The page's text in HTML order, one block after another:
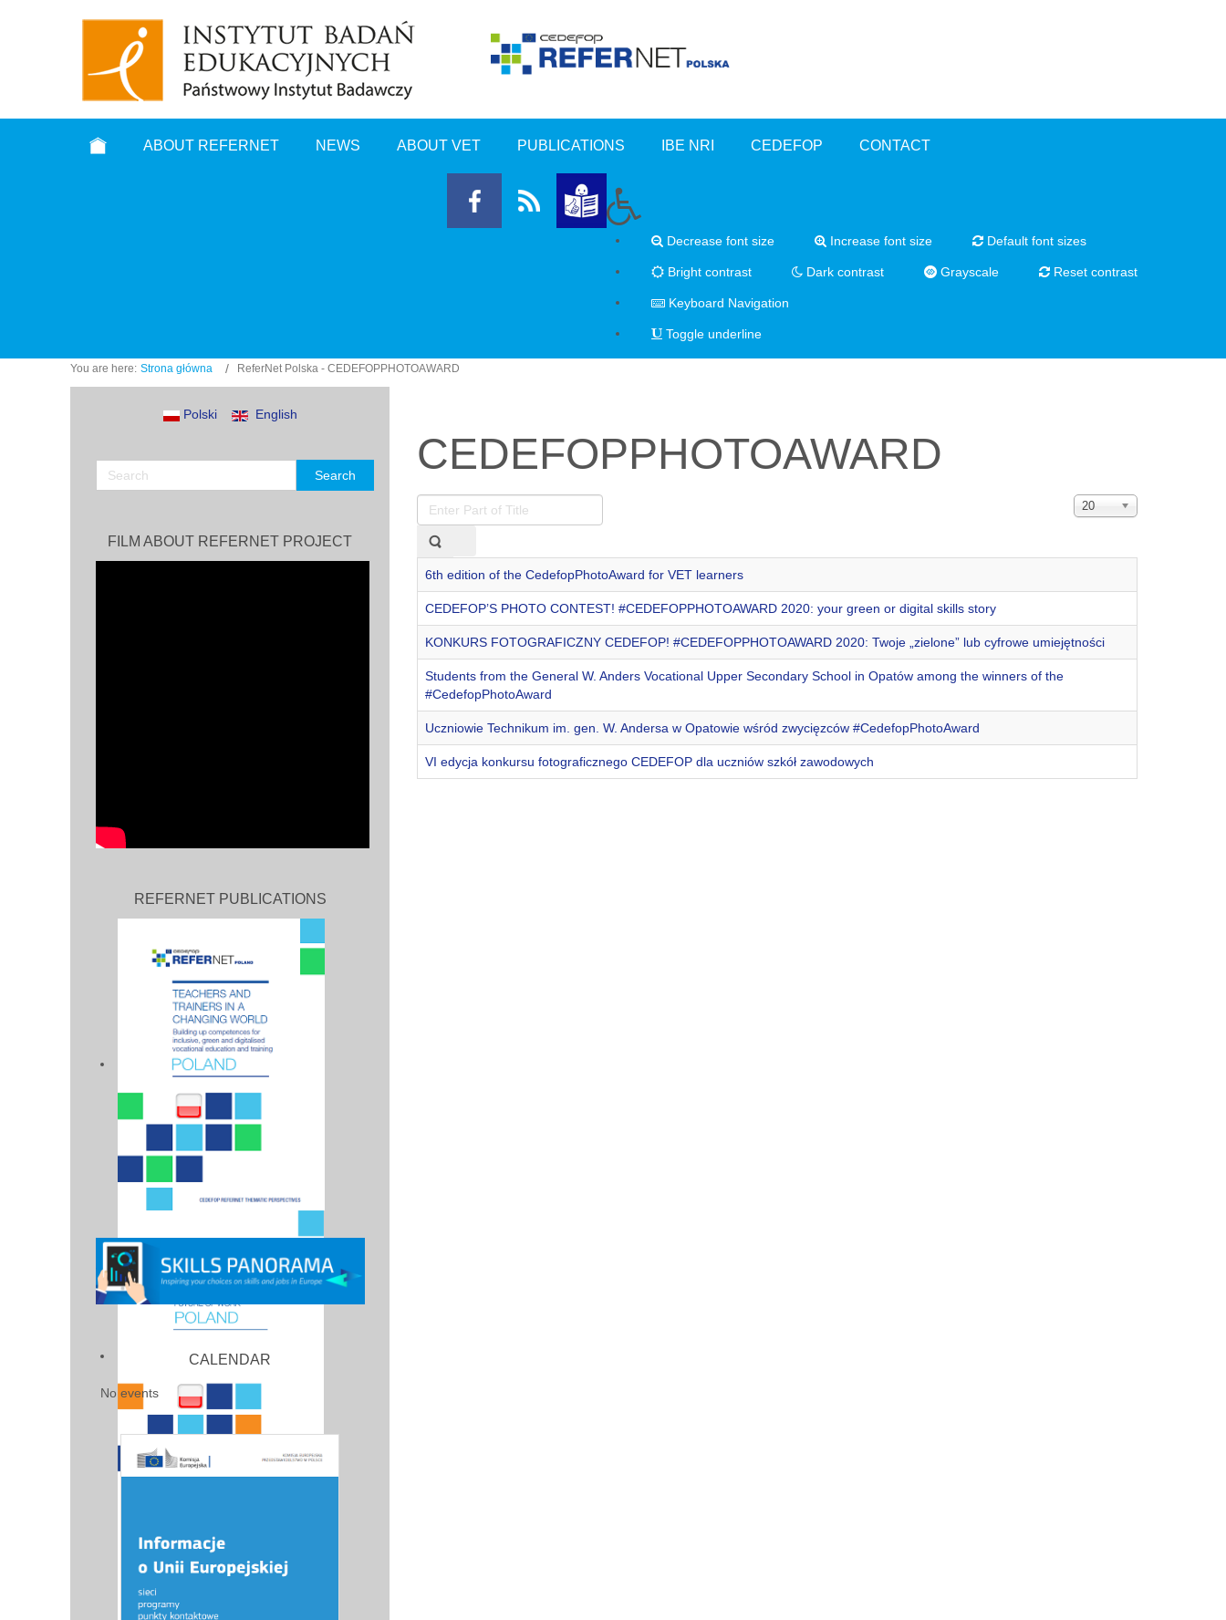
ABOUT REFERNET NEWS ABOUT VET PUBLICATIONS IBE NRI CEDEFOP CONTACT
Decrease font size Increase font size Default font sizes
Bright contrast Dark contrast Grayscale Reset contrast
Keyboard Navigation
Toggle underline
You are here: Strona główna ReferNet Polska - CEDEFOPPHOTOAWARD
Polski English
FILM ABOUT REFERNET PROJECT
REFERNET PUBLICATIONS
CALENDAR
No events
CEDEFOPPHOTOAWARD
Enter
Part
Title
Display
#
20
6th edition of the CedefopPhotoAward for VET learners
CEDEFOP’S PHOTO CONTEST! #CEDEFOPPHOTOAWARD 2020: your green or digital skills story
KONKURS FOTOGRAFICZNY CEDEFOP! #CEDEFOPPHOTOAWARD 2020: Twoje „zielone” lub cyfrowe umiejętności
Students from the General W. Anders Vocational Upper Secondary School in Opatów among the winners of the
#CedefopPhotoAward
Uczniowie Technikum im. gen. W. Andersa w Opatowie wśród zwycięzców #CedefopPhotoAward
VI edycja konkursu fotograficznego CEDEFOP dla uczniów szkół zawodowych